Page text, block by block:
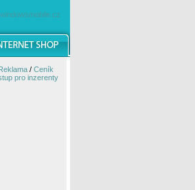
windowsmobile.cz
/ Ceník
pro inzerenty